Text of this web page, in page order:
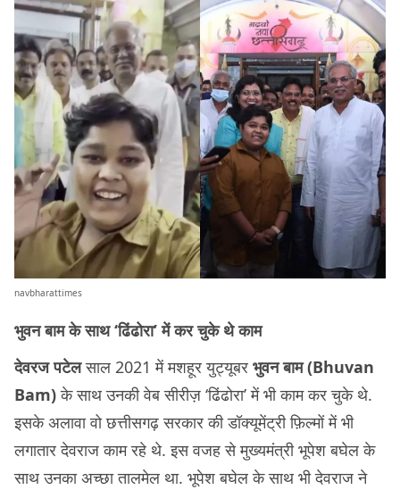
navbharattimes
भुवन बाम के साथ ‘ढिंढोरा’ में कर चुके थे काम
देवरज पटेलसाल 2021 में मशहूर युट्यूबर भुवन बाम (Bhuvan
Bam)के साथ उनकी वेब सीरीज़ ‘ढिंढोरा’ में भी काम कर चुके थे.
इसके अलावा वो छत्तीसगढ़ सरकार की डॉक्यूमेंट्री फ़िल्मों में भी
लगातार देवराज काम रहे थे. इस वजह से मुख्यमंत्री भूपेश बघेल के
साथ उनका अच्छा तालमेल था. भूपेश बघेल के साथ भी देवराज ने